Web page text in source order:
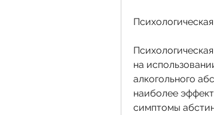
на
алкогольного
наиболее
симптомы